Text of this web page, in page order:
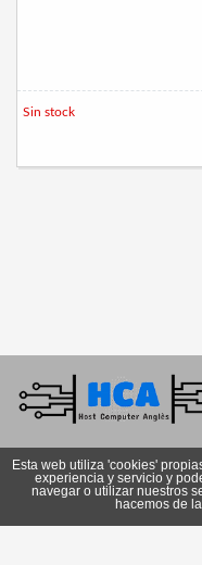
Sin stock
Esta web utiliza 'cookies'
experiencia y servicio y
navegar o utilizar nuestros
hacemos de